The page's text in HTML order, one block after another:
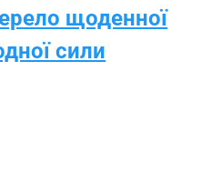
щоденної
сили